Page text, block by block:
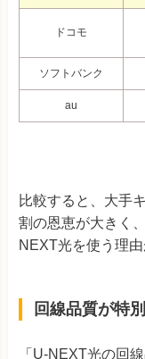
ドコモ
ソフトバンク
au
比較すると、大手
割の恩恵が大きく
NEXT光を使う理由
回線品質が特
「U-NEXT光の回